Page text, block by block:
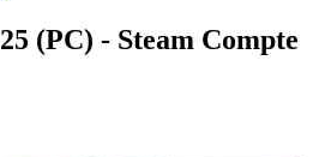
(PC) - Steam Compte